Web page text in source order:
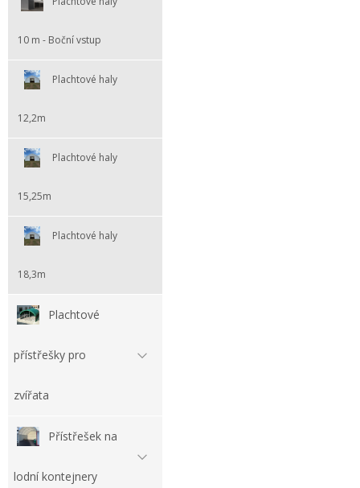
10 m - Boční vstup
Plachtové haly
12,2m
Plachtové haly
15,25m
Plachtové haly
18,3m
Plachtové
přístřešky pro
zvířata
Přístřešek na
lodní kontejnery